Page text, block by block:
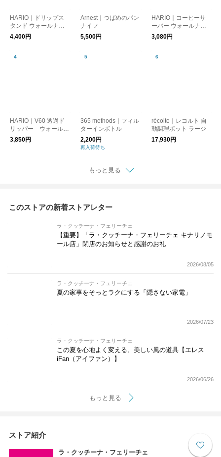
HARIO｜ドリップス
タンド ウォールナッ
ト
4,400円
Arnest｜つばめのパン
ナイフ
5,500円
HARIO｜コーヒーサ
ーバー ウォールナッ
ト
3,080円
HARIO｜V60 透過ド
リッパー ウォールナ
ット
3,850円
365 methods｜フィル
ターインボトル
2,200円
再入荷待ち
récolte｜レコルト 自
動調理ポット ラージ
17,930円
もっと見る
このストアの新着ストアレター
ラ・クッチーナ・フェリーチェ
【重要】「ラ・クッチーナ・フェリーチェ キナリノモ
ール店」閉店のお知らせと感謝のお礼
2026/08/05
ラ・クッチーナ・フェリーチェ
夏の家事をそっとラクにする「隠さない家電」
2026/07/23
ラ・クッチーナ・フェリーチェ
この夏を心地よく変える、美しい風の道具【エレス
iFan（アイファン）】
2026/06/26
もっと見る
ストア紹介
ラ・クッチーナ・フェリーチェ